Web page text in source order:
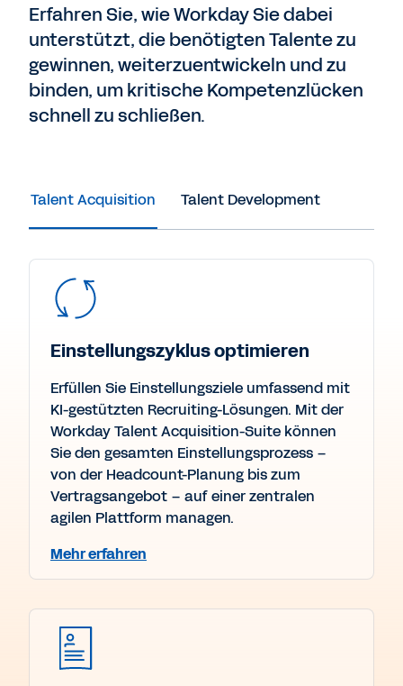
Erfahren Sie, wie Workday Sie dabei
unterstützt, die benötigten Talente zu
gewinnen, weiterzuentwickeln und zu
binden, um kritische Kompetenzlücken
schnell zu schließen.
Talent Acquisition Talent Development
Einstellungszyklus optimieren
Erfüllen Sie Einstellungsziele umfassend mit
KI-gestützten Recruiting-Lösungen. Mit der
Workday Talent Acquisition-Suite können
Sie den gesamten Einstellungsprozess –
von der Headcount-Planung bis zum
Vertragsangebot – auf einer zentralen
agilen Plattform managen.
Mehr erfahren